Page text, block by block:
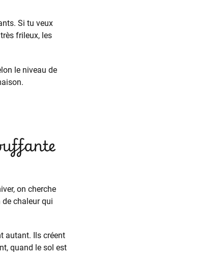
Si tu veux
frileux, les
le niveau de
on cherche
chaleur qui
autant. Ils créent
quand le sol est